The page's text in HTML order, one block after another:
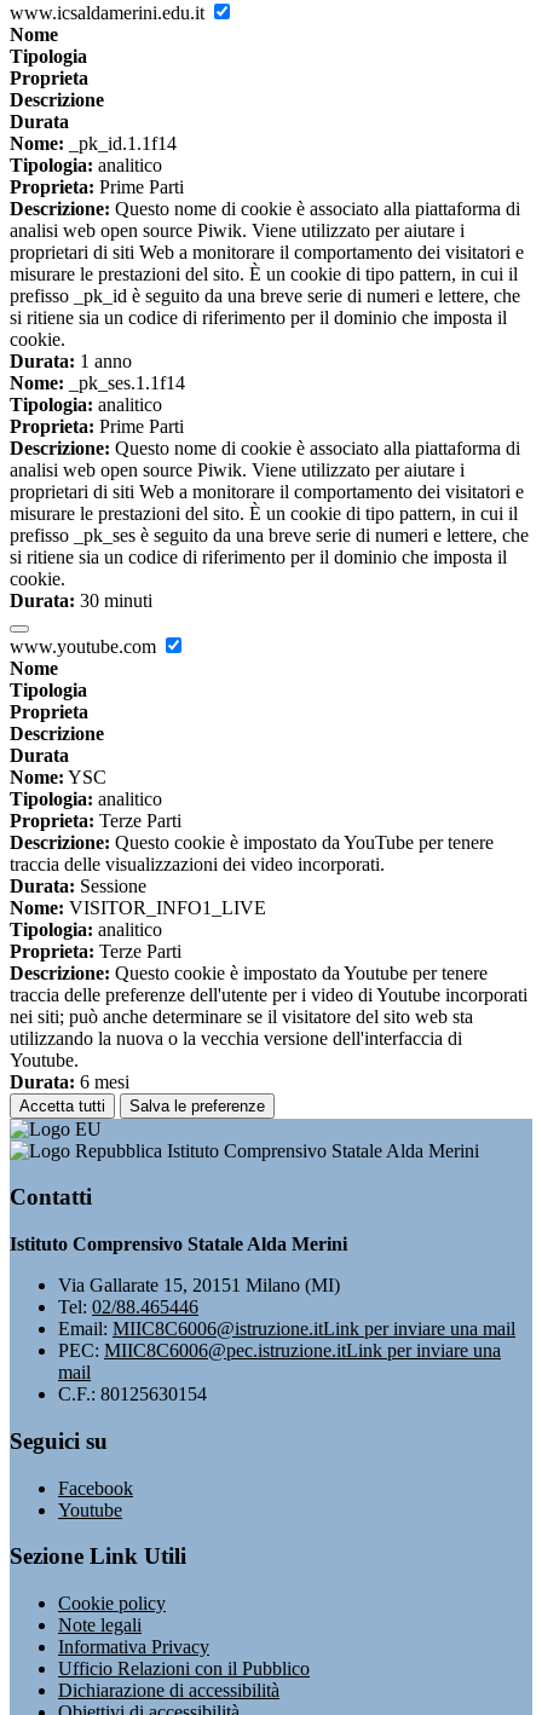
www.icsaldamerini.edu.it
Nome
Tipologia
Proprieta
Descrizione
Durata
Nome: _pk_id.1.1f14
Tipologia: analitico
Proprieta: Prime Parti
Descrizione: Questo nome di cookie è associato alla piattaforma di
analisi web open source Piwik. Viene utilizzato per aiutare i
proprietari di siti Web a monitorare il comportamento dei visitatori e
misurare le prestazioni del sito. È un cookie di tipo pattern, in cui il
prefisso _pk_id è seguito da una breve serie di numeri e lettere, che
si ritiene sia un codice di riferimento per il dominio che imposta il
cookie.
Durata: 1 anno
Nome: _pk_ses.1.1f14
Tipologia: analitico
Proprieta: Prime Parti
Descrizione: Questo nome di cookie è associato alla piattaforma di
analisi web open source Piwik. Viene utilizzato per aiutare i
proprietari di siti Web a monitorare il comportamento dei visitatori e
misurare le prestazioni del sito. È un cookie di tipo pattern, in cui il
prefisso _pk_ses è seguito da una breve serie di numeri e lettere, che
si ritiene sia un codice di riferimento per il dominio che imposta il
cookie.
Durata: 30 minuti
www.youtube.com
Nome
Tipologia
Proprieta
Descrizione
Durata
Nome: YSC
Tipologia: analitico
Proprieta: Terze Parti
Descrizione: Questo cookie è impostato da YouTube per tenere
traccia delle visualizzazioni dei video incorporati.
Durata: Sessione
Nome: VISITOR_INFO1_LIVE
Tipologia: analitico
Proprieta: Terze Parti
Descrizione: Questo cookie è impostato da Youtube per tenere
traccia delle preferenze dell'utente per i video di Youtube incorporati
nei siti; può anche determinare se il visitatore del sito web sta
utilizzando la nuova o la vecchia versione dell'interfaccia di
Youtube.
Durata: 6 mesi
Accetta tutti Salva le preferenze
Istituto Comprensivo Statale Alda Merini
Contatti
Istituto Comprensivo Statale Alda Merini
Via Gallarate 15, 20151 Milano (MI)
Tel: 02/88.465446
Email: MIIC8C6006@istruzione.itLink per inviare una mail
PEC: MIIC8C6006@pec.istruzione.itLink per inviare una
mail
C.F.: 80125630154
Seguici su
Facebook
Youtube
Sezione Link Utili
Cookie policy
Note legali
Informativa Privacy
Ufficio Relazioni con il Pubblico
Dichiarazione di accessibilità